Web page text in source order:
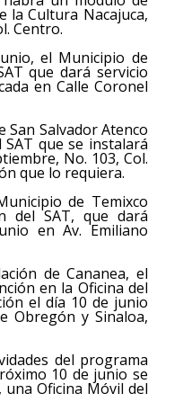
la Cultura Nacajuca,
Centro.
el Municipio de
que dará servicio
en Calle Coronel
San Salvador Atenco
que se instalará
No. 103, Col.
que lo requiera.
de Temixco
del SAT, que dará
en Av. Emiliano
de Cananea, el
en la Oficina del
el día 10 de junio
Obregón y Sinaloa,
del programa
10 de junio se
Oficina Móvil del